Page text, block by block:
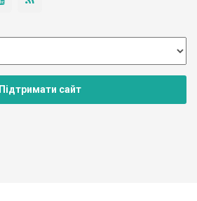
Підтримати сайт